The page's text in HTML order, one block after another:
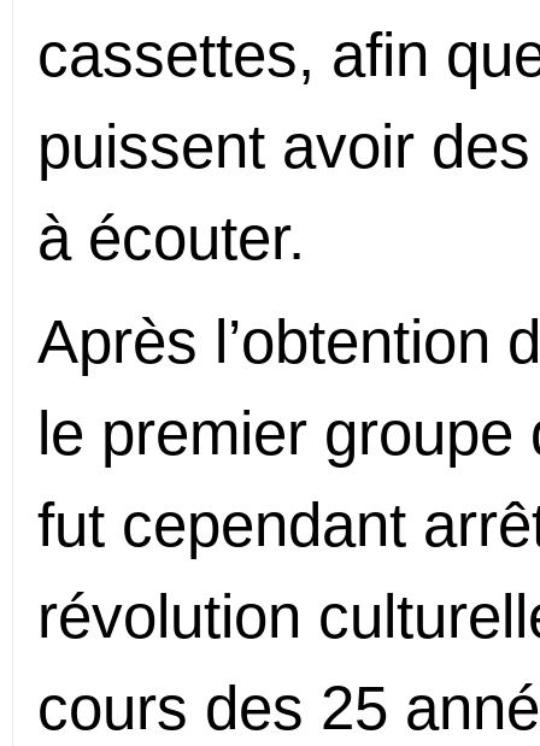
cassettes, afin
puissent avoir
à écouter.
Après l’obtention
le premier groupe
fut cependant
révolution
cours des 25